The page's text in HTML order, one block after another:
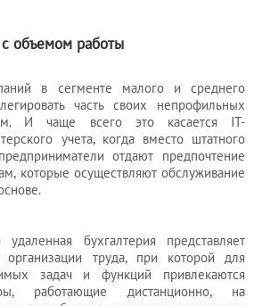
объемом работы
в сегменте малого и среднего
часть своих непрофильных
И чаще всего это касается IT-
учета, когда вместо штатного
отдают предпочтение
которые осуществляют обслуживание
бухгалтерия представляет
труда, при которой для
задач и функций привлекаются
работающие дистанционно, на